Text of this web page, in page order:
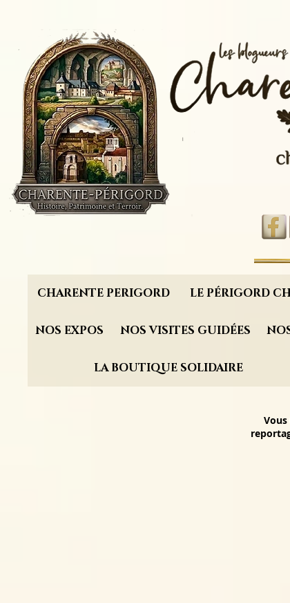
CHARENTE PERIGORD LE PÉRIGORD
NOS EXPOS NOS VISITES GUIDÉES
LA BOUTIQUE SOLIDAIRE